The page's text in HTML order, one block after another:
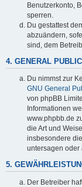
Benutzerkonto,
sperren.
Du gestattest
abzuändern,
sind, dem
4. GENERAL
Du nimmst zur
GNU General
von phpBB
Informationen
www.phpbb.de
die Art und
insbesondere
untersagen oder
5.
Der Betreiber